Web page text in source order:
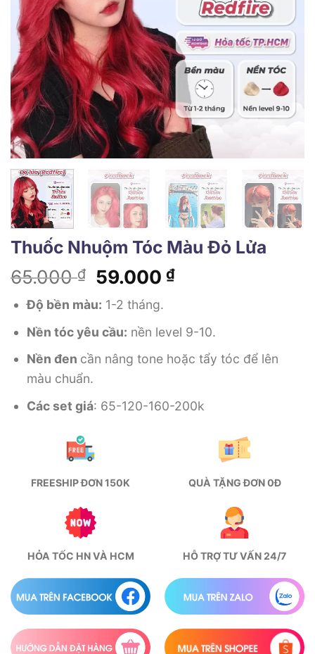
Thuốc Nhuộm Tóc Màu Đỏ Lửa
65.000₫
Giá
gốc
là:
65.000 ₫.
59.000 ₫Giá
là:
59.000 ₫.
Độ bền màu: 1-2 tháng.
Nền tóc yêu cầu: nền level 9-10.
Nền đen cần nâng tone hoặc tẩy tóc để lên
màu chuẩn.
Các set giá: 65-120-160-200k
FREESHIP ĐƠN 150K QUÀ TẶNG ĐƠN 0Đ
HỎA TỐC HN VÀ HCM HỖ TRỢ TƯ VẤN 24/7